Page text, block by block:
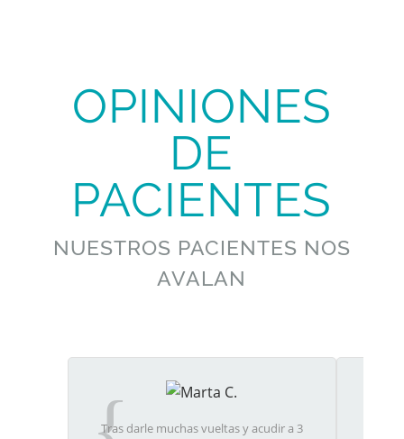
OPINIONES
DE
PACIENTES
NUESTROS PACIENTES NOS
AVALAN
Tras darle muchas vueltas y acudir a 3